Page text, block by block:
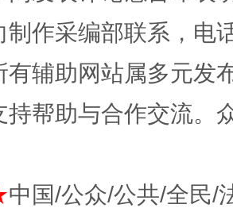
今
制作采编部联系，电
有辅助网站属多元发
持帮助与合作交流。
中国/公众/公共/全民/